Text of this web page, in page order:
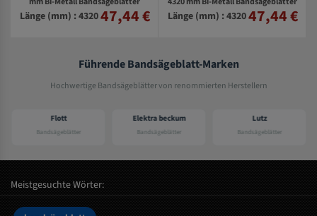
Länge (mm) : 432047,44 € Länge (mm) : 432047,44 €
Führende Bandsägeblatt-Marken
Hochwertige Bandsägeblätter von renommierten Herstellern
Flott
Bandsägeblätter
Elektra beckum
Bandsägeblätter
Lutz
Bandsägeblätter
Meistgesuchte Wörter: